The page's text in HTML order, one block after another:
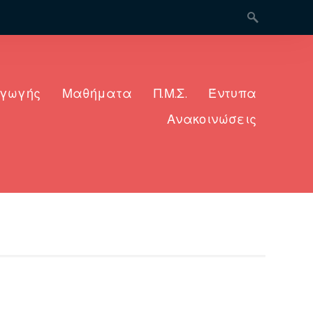
Search for:
Μαθήματα Π.Μ.Σ.
Έντυπα
Ανακοινώσεις